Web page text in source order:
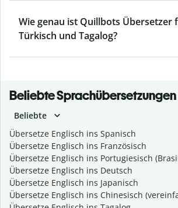
Wie genau ist Quillbots Übersetzer
Türkisch und Tagalog?
Beliebte Sprachübersetzungen
Beliebte
Übersetze Englisch ins Spanisch
Übersetze Englisch ins Französisch
Übersetze Englisch ins Portugiesisch
Übersetze Englisch ins Deutsch
Übersetze Englisch ins Japanisch
Übersetze Englisch ins Chinesisch